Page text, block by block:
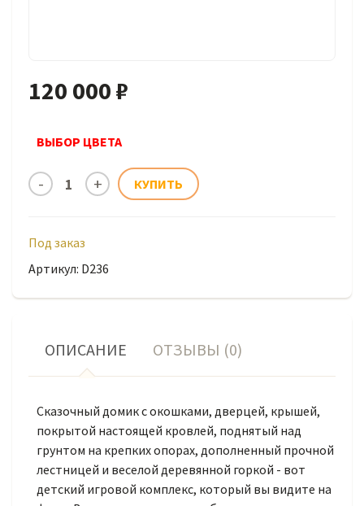
120 000 ₽
ВЫБОР ЦВЕТА
Под заказ
Артикул: D236
ОПИСАНИЕ ОТЗЫВЫ (0)
Сказочный домик с окошками, дверцей, крышей,
покрытой настоящей кровлей, поднятый над
грунтом на крепких опорах, дополненный прочной
лестницей и веселой деревянной горкой - вот
детский игровой комплекс, который вы видите на